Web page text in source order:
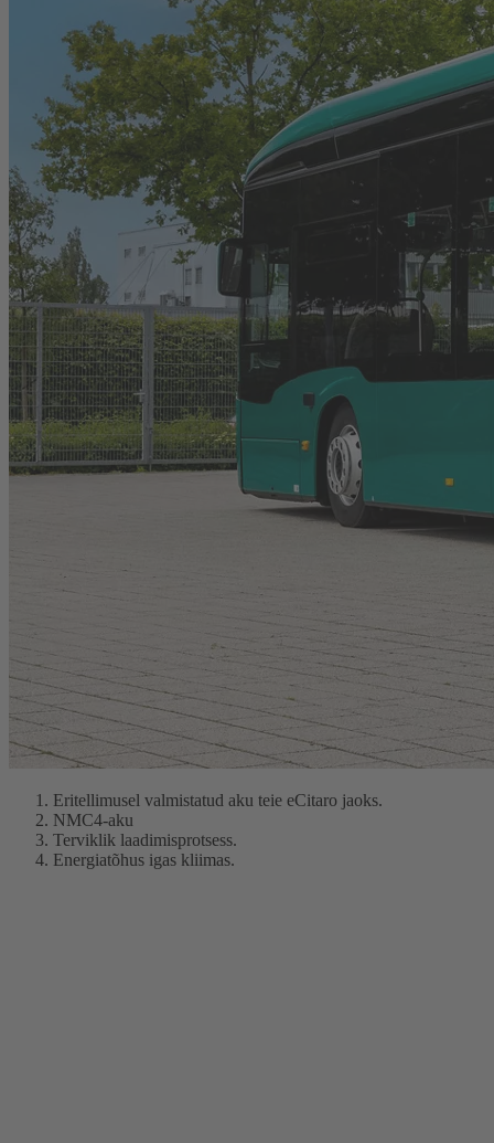
Eritellimusel valmistatud aku teie eCitaro jaoks.
NMC4-aku
Terviklik laadimisprotsess.
Energiatõhus igas kliimas.